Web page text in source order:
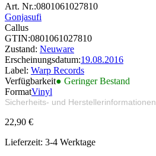
Art. Nr.:0801061027810
Gonjasufi
Callus
GTIN:0801061027810
Zustand: Neuware
Erscheinungsdatum:19.08.2016
Label: Warp Records
Verfügbarkeit● Geringer Bestand
FormatVinyl
Sicherheits- und Herstellerinformationen
22,90 €
Lieferzeit: 3-4 Werktage